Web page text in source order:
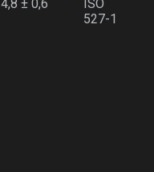
4,8 ± 0,6
ISO
527-1